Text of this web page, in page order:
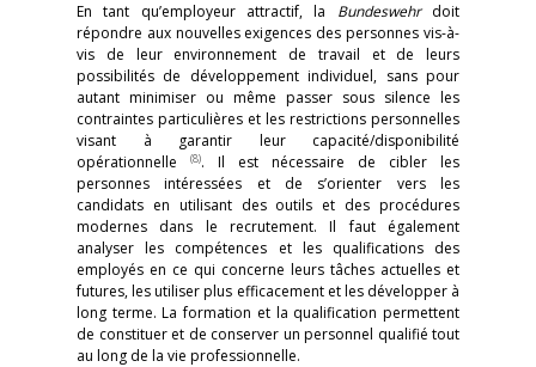
En tant qu’employeur attractif, la Bundeswehrdoit
répondre aux nouvelles exigences des personnes vis-à-
vis de leur environnement de travail et de leurs
possibilités de développement individuel, sans pour
autant minimiser ou même passer sous silence les
contraintes particulières et les restrictions personnelles
visant à garantir leur capacité/disponibilité
opérationnelle
(8). Il est nécessaire de cibler les
personnes intéressées et de s’orienter vers les
candidats en utilisant des outils et des procédures
modernes dans le recrutement. Il faut également
analyser les compétences et les qualifications des
employés en ce qui concerne leurs tâches actuelles et
futures, les utiliser plus efficacement et les développer à
long terme. La formation et la qualification permettent
de constituer et de conserver un personnel qualifié tout
au long de la vie professionnelle.